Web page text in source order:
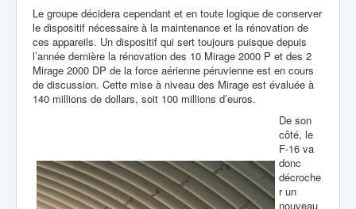
Le groupe décidera cependant et en toute logique de conserver
le dispositif nécessaire à la maintenance et la rénovation de
ces appareils. Un dispositif qui sert toujours puisque depuis
l’année dernière la rénovation des 10 Mirage 2000 P et des 2
Mirage 2000 DP de la force aérienne péruvienne est en cours
de discussion. Cette mise à niveau des Mirage est évaluée à
140 millions de dollars, soit 100 millions d’euros.
De son
côté, le
F-16 va
donc
décroche
r un
nouveau